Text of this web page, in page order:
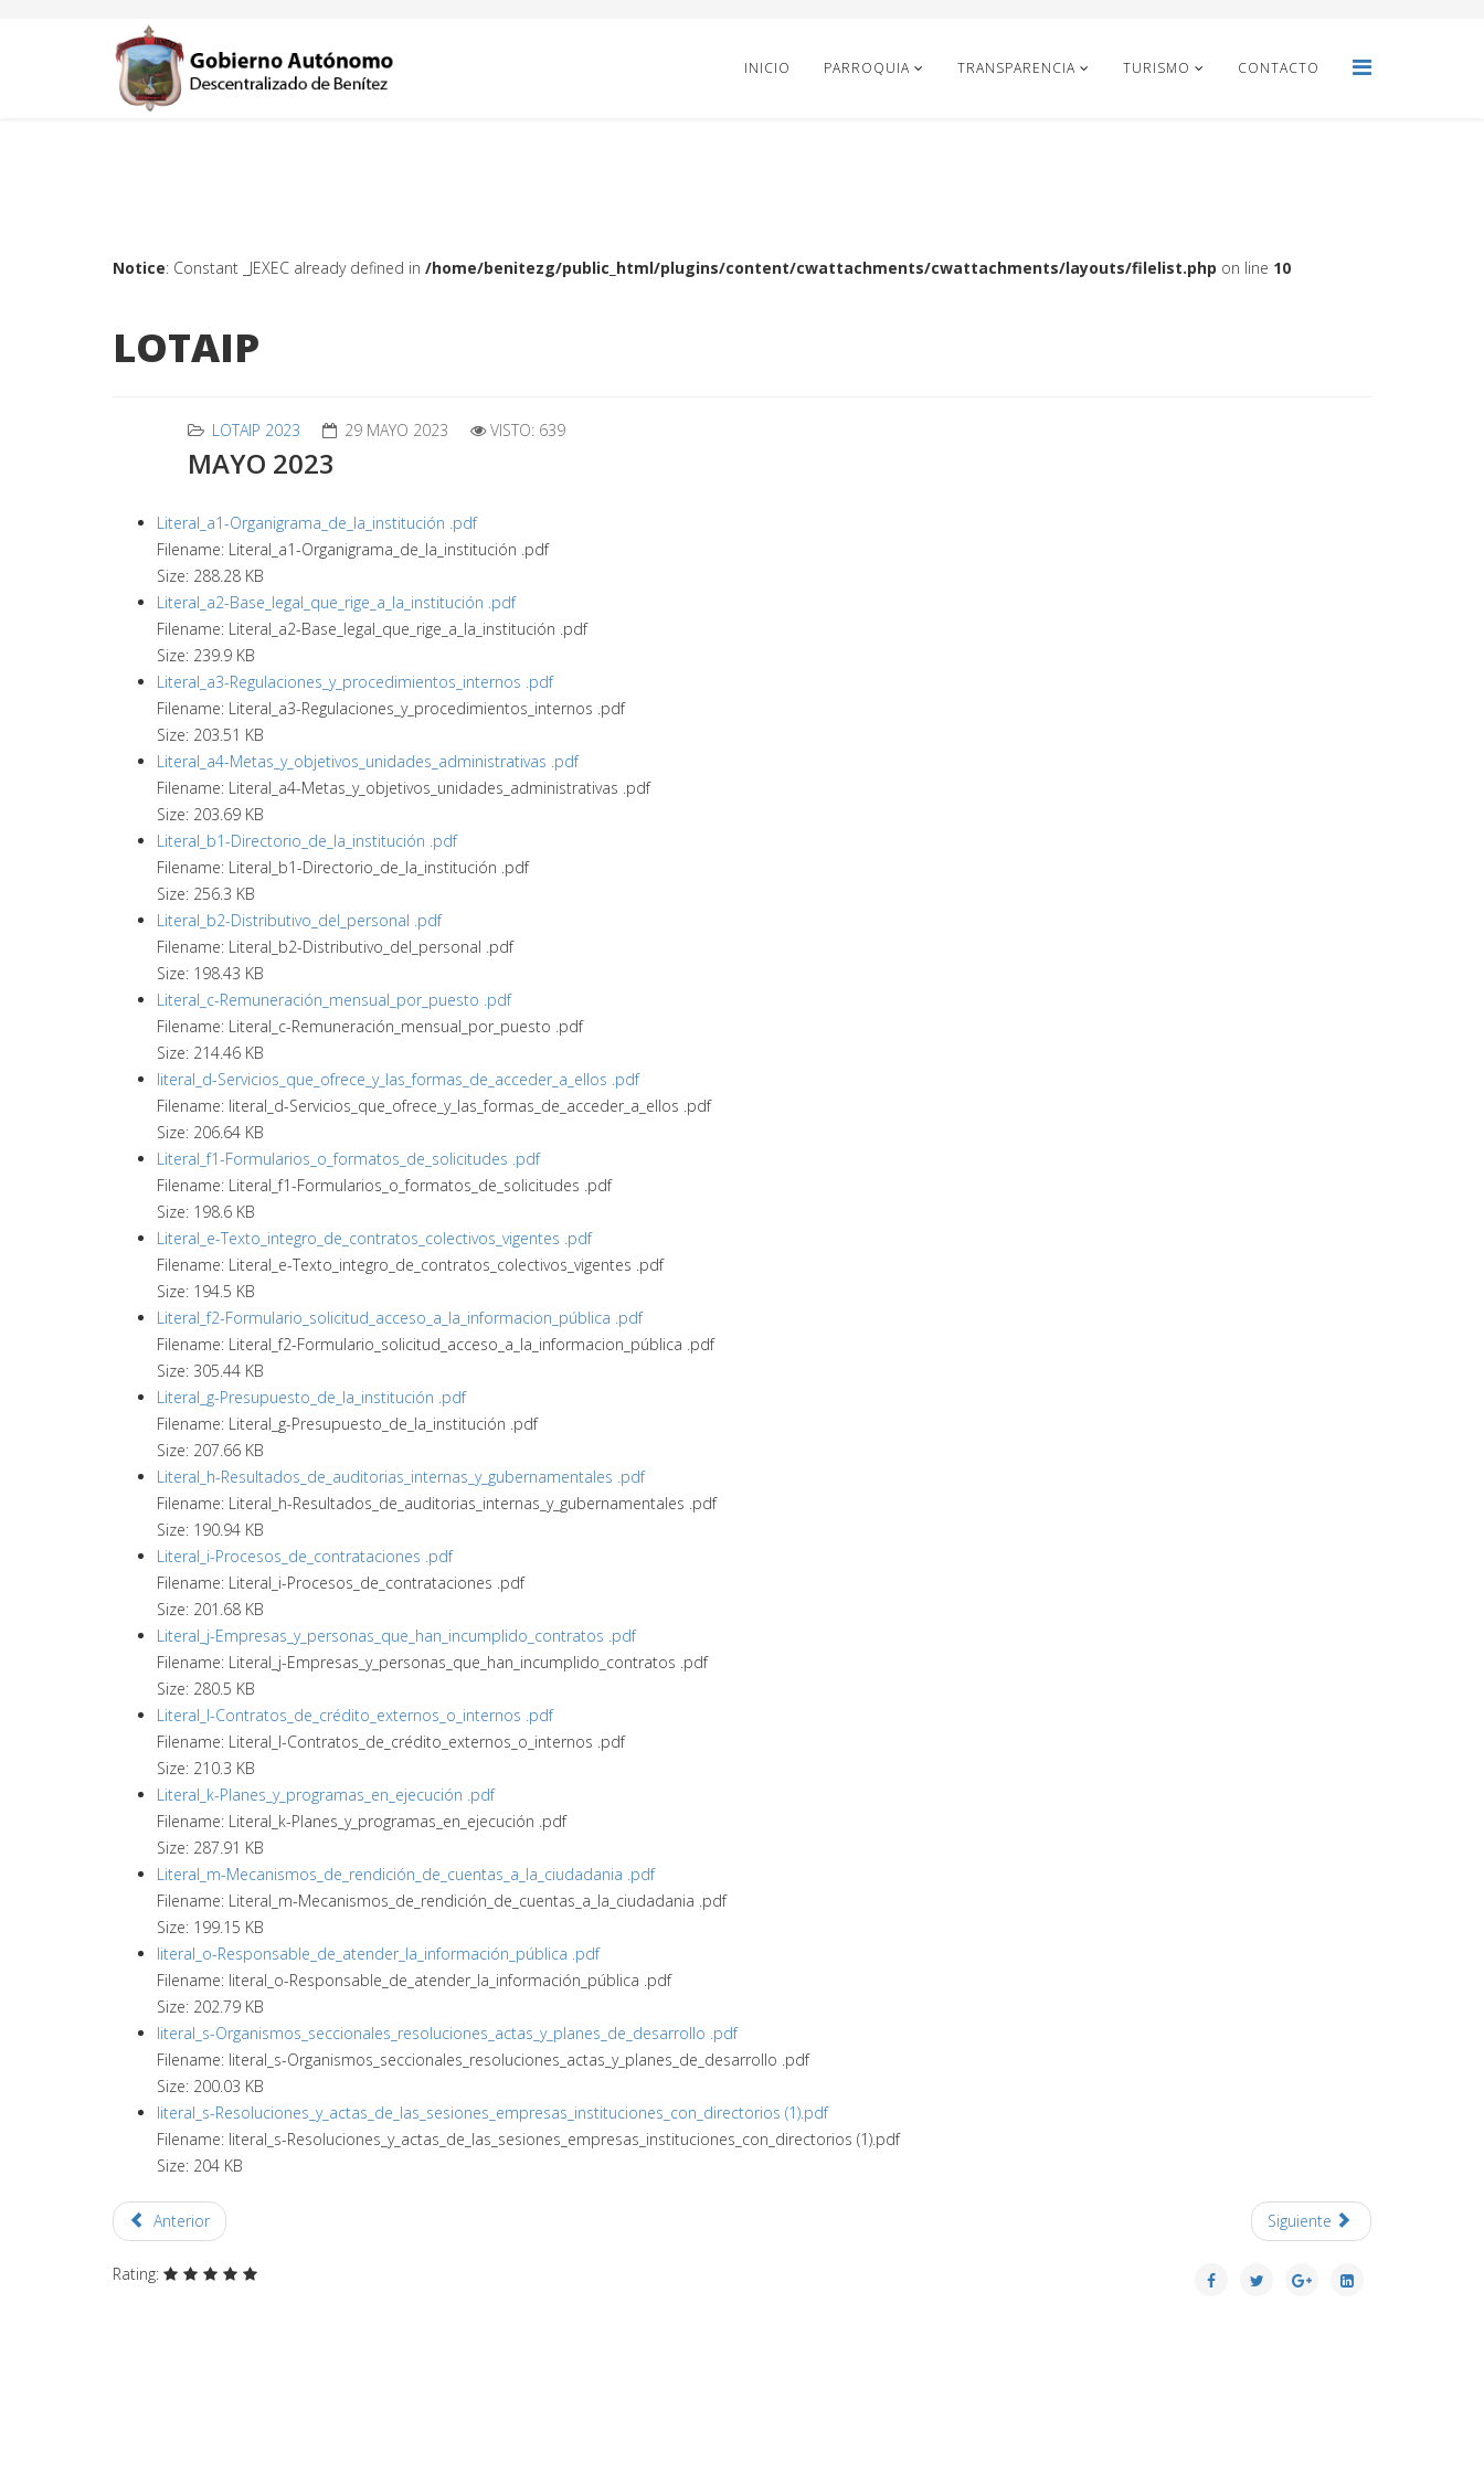
INICIO PARROQUIA TRANSPARENCIA TURISMO CONTACTO
Notice: Constant _JEXEC already defined in /home/benitezg/public_html/plugins/content/cwattachments/cwattachments/layouts/filelist.php on line 10
LOTAIP
LOTAIP 2023 29 MAYO 2023 VISTO: 639
MAYO 2023
Literal_a1-Organigrama_de_la_institución .pdf
Filename: Literal_a1-Organigrama_de_la_institución .pdf
Size: 288.28 KB
Literal_a2-Base_legal_que_rige_a_la_institución .pdf
Filename: Literal_a2-Base_legal_que_rige_a_la_institución .pdf
Size: 239.9 KB
Literal_a3-Regulaciones_y_procedimientos_internos .pdf
Filename: Literal_a3-Regulaciones_y_procedimientos_internos .pdf
Size: 203.51 KB
Literal_a4-Metas_y_objetivos_unidades_administrativas .pdf
Filename: Literal_a4-Metas_y_objetivos_unidades_administrativas .pdf
Size: 203.69 KB
Literal_b1-Directorio_de_la_institución .pdf
Filename: Literal_b1-Directorio_de_la_institución .pdf
Size: 256.3 KB
Literal_b2-Distributivo_del_personal .pdf
Filename: Literal_b2-Distributivo_del_personal .pdf
Size: 198.43 KB
Literal_c-Remuneración_mensual_por_puesto .pdf
Filename: Literal_c-Remuneración_mensual_por_puesto .pdf
Size: 214.46 KB
literal_d-Servicios_que_ofrece_y_las_formas_de_acceder_a_ellos .pdf
Filename: literal_d-Servicios_que_ofrece_y_las_formas_de_acceder_a_ellos .pdf
Size: 206.64 KB
Literal_f1-Formularios_o_formatos_de_solicitudes .pdf
Filename: Literal_f1-Formularios_o_formatos_de_solicitudes .pdf
Size: 198.6 KB
Literal_e-Texto_integro_de_contratos_colectivos_vigentes .pdf
Filename: Literal_e-Texto_integro_de_contratos_colectivos_vigentes .pdf
Size: 194.5 KB
Literal_f2-Formulario_solicitud_acceso_a_la_informacion_pública .pdf
Filename: Literal_f2-Formulario_solicitud_acceso_a_la_informacion_pública .pdf
Size: 305.44 KB
Literal_g-Presupuesto_de_la_institución .pdf
Filename: Literal_g-Presupuesto_de_la_institución .pdf
Size: 207.66 KB
Literal_h-Resultados_de_auditorias_internas_y_gubernamentales .pdf
Filename: Literal_h-Resultados_de_auditorias_internas_y_gubernamentales .pdf
Size: 190.94 KB
Literal_i-Procesos_de_contrataciones .pdf
Filename: Literal_i-Procesos_de_contrataciones .pdf
Size: 201.68 KB
Literal_j-Empresas_y_personas_que_han_incumplido_contratos .pdf
Filename: Literal_j-Empresas_y_personas_que_han_incumplido_contratos .pdf
Size: 280.5 KB
Literal_l-Contratos_de_crédito_externos_o_internos .pdf
Filename: Literal_l-Contratos_de_crédito_externos_o_internos .pdf
Size: 210.3 KB
Literal_k-Planes_y_programas_en_ejecución .pdf
Filename: Literal_k-Planes_y_programas_en_ejecución .pdf
Size: 287.91 KB
Literal_m-Mecanismos_de_rendición_de_cuentas_a_la_ciudadania .pdf
Filename: Literal_m-Mecanismos_de_rendición_de_cuentas_a_la_ciudadania .pdf
Size: 199.15 KB
literal_o-Responsable_de_atender_la_información_pública .pdf
Filename: literal_o-Responsable_de_atender_la_información_pública .pdf
Size: 202.79 KB
literal_s-Organismos_seccionales_resoluciones_actas_y_planes_de_desarrollo .pdf
Filename: literal_s-Organismos_seccionales_resoluciones_actas_y_planes_de_desarrollo .pdf
Size: 200.03 KB
literal_s-Resoluciones_y_actas_de_las_sesiones_empresas_instituciones_con_directorios (1).pdf
Filename: literal_s-Resoluciones_y_actas_de_las_sesiones_empresas_instituciones_con_directorios (1).pdf
Size: 204 KB
Anterior Siguiente
Rating: